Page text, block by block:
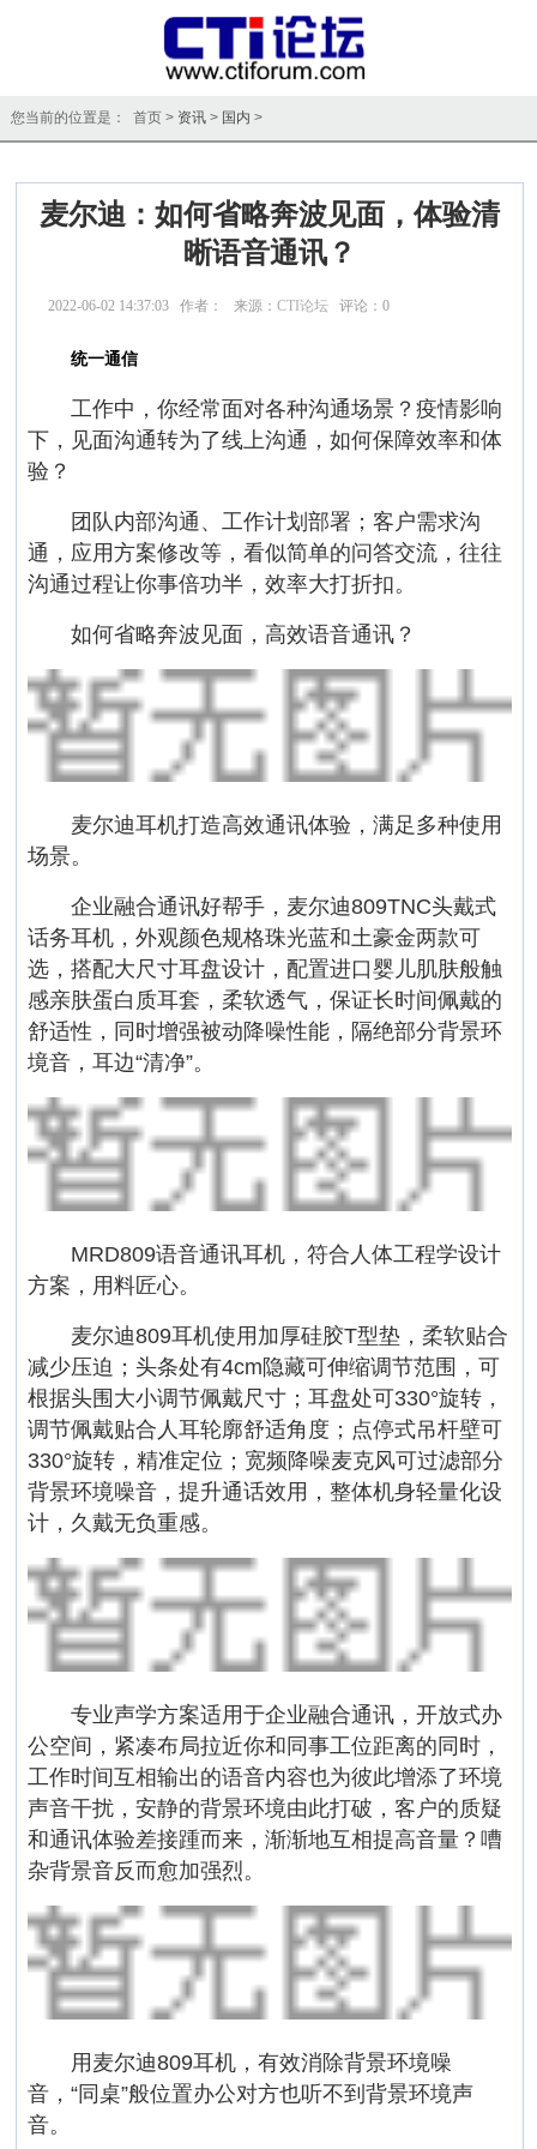
您当前的位置是： 首页 > 资讯> 国内 >
麦尔迪：如何省略奔波见面，体验清
晰语音通讯？
2022-06-02 14:37:03 作者： 来源：CTI论坛 评论：0
统一通信
工作中，你经常面对各种沟通场景？疫情影响
下，见面沟通转为了线上沟通，如何保障效率和体
验？
团队内部沟通、工作计划部署；客户需求沟
通，应用方案修改等，看似简单的问答交流，往往
沟通过程让你事倍功半，效率大打折扣。
如何省略奔波见面，高效语音通讯？
麦尔迪耳机打造高效通讯体验，满足多种使用
场景。
企业融合通讯好帮手，麦尔迪809TNC头戴式
话务耳机，外观颜色规格珠光蓝和土豪金两款可
选，搭配大尺寸耳盘设计，配置进口婴儿肌肤般触
感亲肤蛋白质耳套，柔软透气，保证长时间佩戴的
舒适性，同时增强被动降噪性能，隔绝部分背景环
境音，耳边“清净”。
MRD809语音通讯耳机，符合人体工程学设计
方案，用料匠心。
麦尔迪809耳机使用加厚硅胶T型垫，柔软贴合
减少压迫；头条处有4cm隐藏可伸缩调节范围，可
根据头围大小调节佩戴尺寸；耳盘处可330°旋转，
调节佩戴贴合人耳轮廓舒适角度；点停式吊杆壁可
330°旋转，精准定位；宽频降噪麦克风可过滤部分
背景环境噪音，提升通话效用，整体机身轻量化设
计，久戴无负重感。
专业声学方案适用于企业融合通讯，开放式办
公空间，紧凑布局拉近你和同事工位距离的同时，
工作时间互相输出的语音内容也为彼此增添了环境
声音干扰，安静的背景环境由此打破，客户的质疑
和通讯体验差接踵而来，渐渐地互相提高音量？嘈
杂背景音反而愈加强烈。
用麦尔迪809耳机，有效消除背景环境噪
音，“同桌”般位置办公对方也听不到背景环境声
音。